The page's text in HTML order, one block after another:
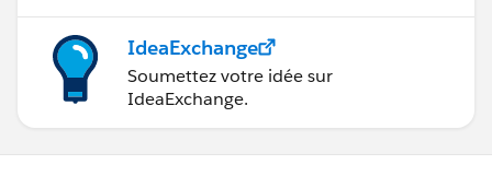
IdeaExchange
Soumettez votre idée sur
IdeaExchange.